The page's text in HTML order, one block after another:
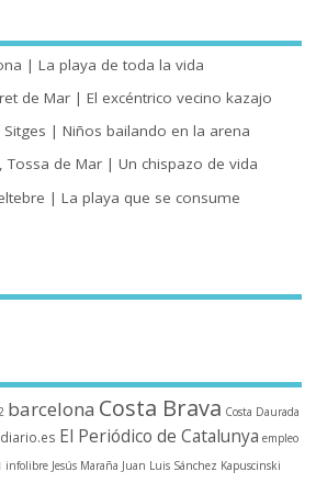
| La playa de toda la vida
de Mar | El excéntrico vecino kazajo
Sitges | Niños bailando en la arena
Tossa de Mar | Un chispazo de vida
| La playa que se consume
barcelona Costa Brava Costa Daurada
El Periódico de Catalunya empleo
infolibre Jesús Maraña Juan Luis Sánchez Kapuscinski